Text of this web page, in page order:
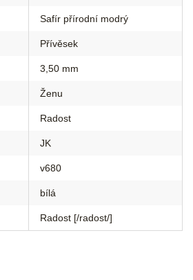
Safír přírodní modrý
Přívěsek
3,50 mm
Ženu
Radost
JK
v680
bílá
Radost [/radost/]